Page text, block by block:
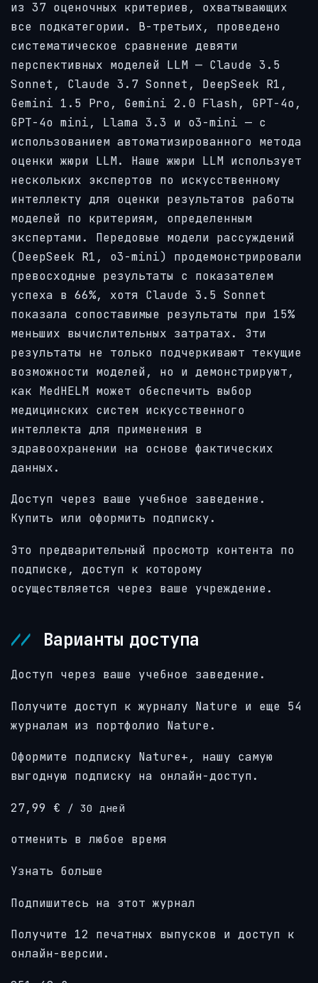
из 37 оценочных критериев, охватывающих
все подкатегории. В-третьих, проведено
систематическое сравнение девяти
перспективных моделей LLM — Claude 3.5
Sonnet, Claude 3.7 Sonnet, DeepSeek R1,
Gemini 1.5 Pro, Gemini 2.0 Flash, GPT-4o,
GPT-4o mini, Llama 3.3 и o3-mini — с
использованием автоматизированного метода
оценки жюри LLM. Наше жюри LLM использует
нескольких экспертов по искусственному
интеллекту для оценки результатов работы
моделей по критериям, определенным
экспертами. Передовые модели рассуждений
(DeepSeek R1, o3-mini) продемонстрировали
превосходные результаты с показателем
успеха в 66%, хотя Claude 3.5 Sonnet
показала сопоставимые результаты при 15%
меньших вычислительных затратах. Эти
результаты не только подчеркивают текущие
возможности моделей, но и демонстрируют,
как MedHELM может обеспечить выбор
медицинских систем искусственного
интеллекта для применения в
здравоохранении на основе фактических
данных.
Доступ через ваше учебное заведение.
Купить или оформить подписку.
Это предварительный просмотр контента по
подписке, доступ к которому
осуществляется через ваше учреждение.
Варианты доступа
Доступ через ваше учебное заведение.
Получите доступ к журналу Nature и еще 54
журналам из портфолио Nature.
Оформите подписку Nature+, нашу самую
выгодную подписку на онлайн-доступ.
27,99 € / 30 дней
отменить в любое время
Узнать больше
Подпишитесь на этот журнал
Получите 12 печатных выпусков и доступ к
онлайн-версии.